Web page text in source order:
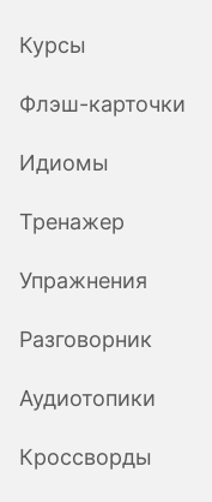
Курсы
Флэш-карточки
Идиомы
Тренажер
Упражнения
Разговорник
Аудиотопики
Кроссворды